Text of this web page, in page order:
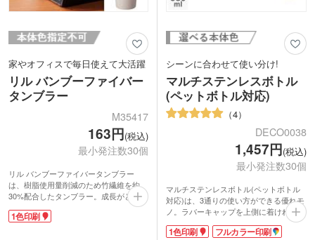
家やオフィスで毎日使えて大活躍
リル バンブーファイバー
タンブラー
M35417
163円(税込)
最小発注数30個
リル バンブーファイバータンブラー
は、樹脂使用量削減のため竹繊維を約
30%配合したタンブラー。成長がとても
早い竹は、森林資源を減らさずに活用で
きると注目の素材です。少し大きめでコ
1色印刷
シーンに合わせて使い分け!
マルチステンレスボトル
(ペットボトル対応)
4
DECO0038
1,457円(税込)
最小発注数30個
マルチステンレスボトル(ペットボトル
対応)は、3通りの使い方ができる優れモ
ノ。ラバーキャップを上側に着ければペ
ットボトルホルダー、下側に着ければス
テンレスボトル・缶クーラーになりま
1色印刷 フルカラー印刷